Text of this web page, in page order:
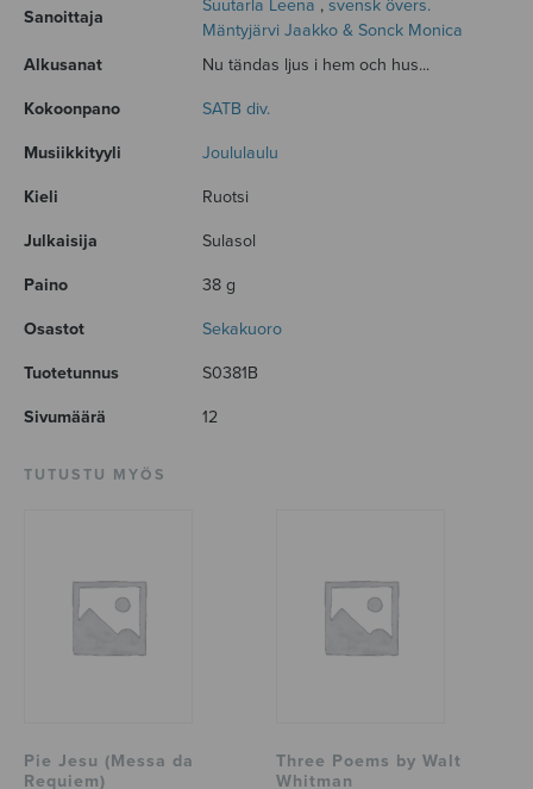
Sanoittaja
Suutarla Leena , svensk övers.
Mäntyjärvi Jaakko & Sonck Monica
Alkusanat
Nu tändas ljus i hem och hus...
Kokoonpano SATB div.
Musiikkityyli Joululaulu
Kieli Ruotsi
Julkaisija Sulasol
Paino 38 g
Osastot Sekakuoro
Tuotetunnus S0381B
Sivumäärä 12
TUTUSTU MYÖS
Pie Jesu (Messa da
Requiem)
Three Poems by Walt
Whitman